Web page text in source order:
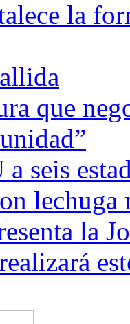
la
que
a seis
lechuga
la